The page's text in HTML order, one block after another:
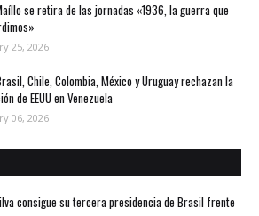
se retira de las jornadas «1936, la guerra que
25, 2026
Chile, Colombia, México y Uruguay rechazan la
de EEUU en Venezuela
06, 2026
consigue su tercera presidencia de Brasil frente